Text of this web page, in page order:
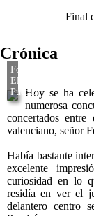
Final
Crónica
Hoy se ha
numerosa
concertados
valenciano, señor
Había bastante
excelente
curiosidad en lo
residía en ver el
delantero centro